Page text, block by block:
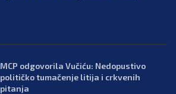
MCP odgovorila Vučiću: Nedopustivo
političko tumačenje litija i crkvenih
pitanja